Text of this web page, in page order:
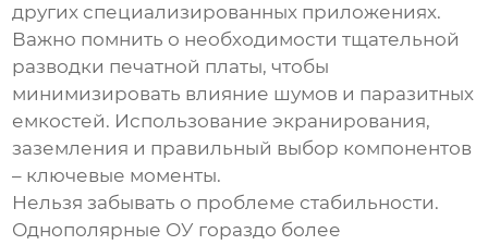
других специализированных приложениях.
Важно помнить о необходимости тщательной
разводки печатной платы, чтобы
минимизировать влияние шумов и паразитных
емкостей. Использование экранирования,
заземления и правильный выбор компонентов
– ключевые моменты.
Нельзя забывать о проблеме стабильности.
Однополярные ОУ гораздо более